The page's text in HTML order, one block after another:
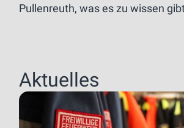
Pullenreuth, was es zu wissen
Aktuelles